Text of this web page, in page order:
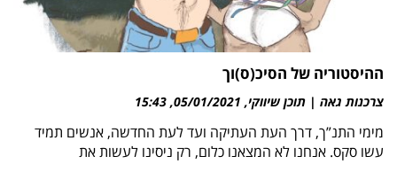
ההיסטוריה של הסיכ(ס)וך
צרכנות גאה | תוכן שיווקי 05/01/2021
15:43
מימי התנ”ך, דרך העת העתיקה ועד לעת החדשה, אנשים תמיד
עשו סקס. אנחנו לא המצאנו כלום, רק ניסינו לעשות את